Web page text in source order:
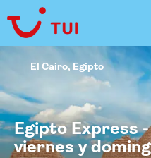
Egipto Express
viernes y
El Cairo, Egipto